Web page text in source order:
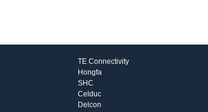
TE Connectivity
Hongfa
SHC
Celduc
Delcon